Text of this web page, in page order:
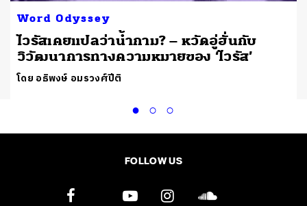
Word Odyssey
ไวรัสเคยแปลว่าน้ำกาม? – หวัดอู่ฮั่นกับ
วิวัฒนาการทางความหมายของ ‘ไวรัส’
โดย อธิพงษ์ อมรวงศ์ปีติ
FOLLOW US